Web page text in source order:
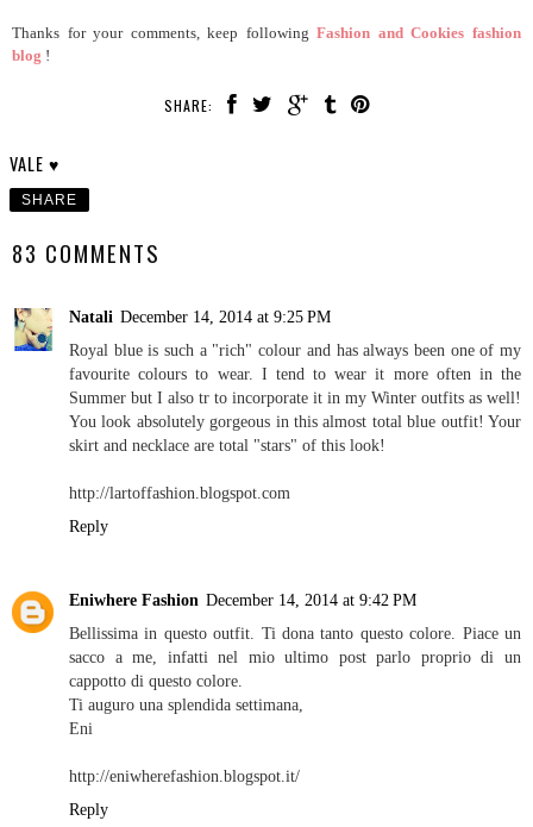
Thanks for your comments, keep followingFashion and Cookies fashion
blog !
SHARE:
VALE ♥
SHARE
83 COMMENTS
Natali December 14, 2014 at 9:25 PM
Royal blue is such a "rich" colour and has always been one of my
favourite colours to wear. I tend to wear it more often in the
Summer but I also tr to incorporate it in my Winter outfits as well!
You look absolutely gorgeous in this almost total blue outfit! Your
skirt and necklace are total "stars" of this look!
http://lartoffashion.blogspot.com
Reply
Eniwhere Fashion December 14, 2014 at 9:42 PM
Bellissima in questo outfit. Ti dona tanto questo colore. Piace un
sacco a me, infatti nel mio ultimo post parlo proprio di un
cappotto di questo colore.
Ti auguro una splendida settimana,
Eni
http://eniwherefashion.blogspot.it/
Reply